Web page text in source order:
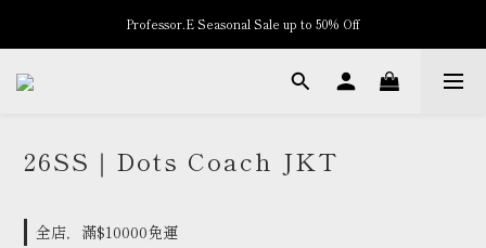
New Arrivals
Professor.E Seasonal Sale up to 50% Off
26SS｜Dots Coach JKT
全店，滿$10000免運